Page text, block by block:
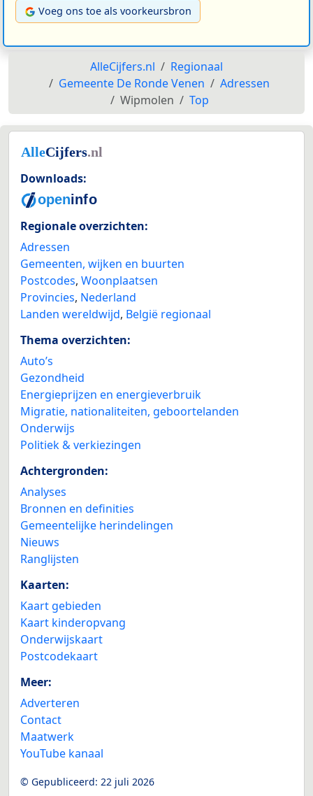
Voeg ons toe als voorkeursbron
AlleCijfers.nl
Regionaal
Gemeente De Ronde Venen
Adressen
Wipmolen
Top
Downloads:
Regionale overzichten:
Adressen
Gemeenten, wijken en buurten
Postcodes, Woonplaatsen
Provincies, Nederland
Landen wereldwijd, België regionaal
Thema overzichten:
Auto’s
Gezondheid
Energieprijzen en energieverbruik
Migratie, nationaliteiten, geboortelanden
Onderwijs
Politiek & verkiezingen
Achtergronden:
Analyses
Bronnen en definities
Gemeentelijke herindelingen
Nieuws
Ranglijsten
Kaarten:
Kaart gebieden
Kaart kinderopvang
Onderwijskaart
Postcodekaart
Meer:
Adverteren
Contact
Maatwerk
YouTube kanaal
© Gepubliceerd: 22 juli 2026